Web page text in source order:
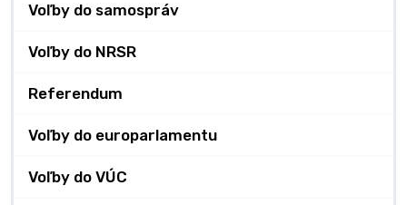
Voľby do samospráv
Voľby do NRSR
Referendum
Voľby do europarlamentu
Voľby do VÚC